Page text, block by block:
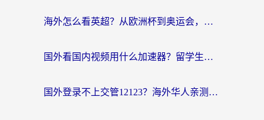
海外怎么看英超？从欧洲杯到奥运会，一份让你不卡壳的中文解说观看指南
国外看国内视频用什么加速器？留学生和海外华人的实用指南
国外登录不上交管12123？海外华人亲测有效的回国加速器选择指南